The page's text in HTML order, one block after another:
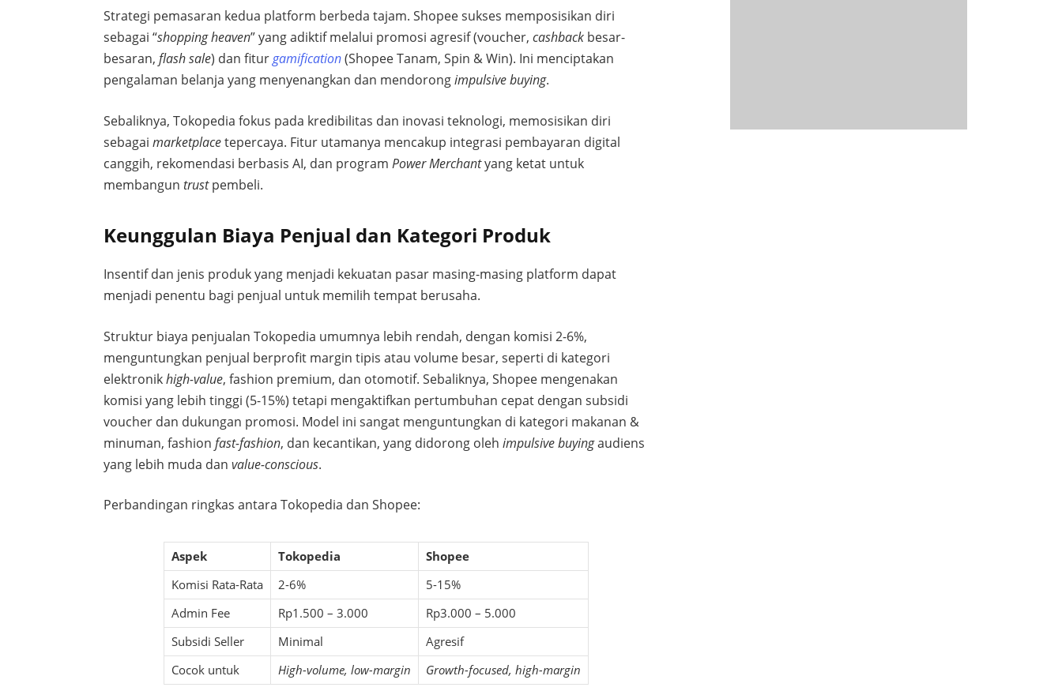
Strategi pemasaran kedua platform berbeda tajam. Shopee sukses memposisikan diri
sebagai “shopping heaven” yang adiktif melalui promosi agresif (voucher,cashback besar-
besaran,flash sale) dan fiturgamification(Shopee Tanam, Spin & Win). Ini menciptakan
pengalaman belanja yang menyenangkan dan mendorongimpulsive buying.
Sebaliknya, Tokopedia fokus pada kredibilitas dan inovasi teknologi, memosisikan diri
sebagaimarketplacetepercaya. Fitur utamanya mencakup integrasi pembayaran digital
canggih, rekomendasi berbasis AI, dan programPower Merchantyang ketat untuk
membanguntrustpembeli.
Keunggulan Biaya Penjual dan Kategori Produk
Insentif dan jenis produk yang menjadi kekuatan pasar masing-masing platform dapat
menjadi penentu bagi penjual untuk memilih tempat berusaha.
Struktur biaya penjualan Tokopedia umumnya lebih rendah, dengan komisi 2-6%,
menguntungkan penjual berprofit margin tipis atau volume besar, seperti di kategori
elektronikhigh-value, fashion premium, dan otomotif. Sebaliknya, Shopee mengenakan
komisi yang lebih tinggi (5-15%) tetapi mengaktifkan pertumbuhan cepat dengan subsidi
voucher dan dukungan promosi. Model ini sangat menguntungkan di kategori makanan &
minuman, fashionfast-fashion, dan kecantikan, yang didorong olehimpulsive buyingaudiens
yang lebih muda danvalue-conscious.
Perbandingan ringkas antara Tokopedia dan Shopee:
Aspek Tokopedia
Shopee
Komisi Rata-Rata
2-6%
5-15%
Admin Fee
Rp1.500 – 3.000
Rp3.000 – 5.000
Subsidi Seller
Minimal
Agresif
Cocok untuk
High-volume, low-margin Growth-focused, high-margin